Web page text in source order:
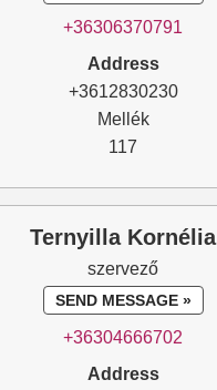
+36306370791
Address
+3612830230
Mellék
117
Ternyilla Kornélia
szervező
SEND MESSAGE »
+36304666702
Address